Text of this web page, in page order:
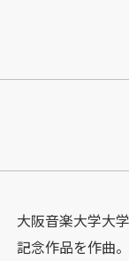
大阪音楽大学大
記念作品を作曲